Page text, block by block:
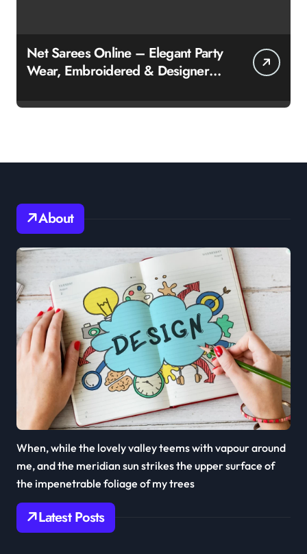
Net Sarees Online – Elegant Party
Wear, Embroidered & Designer
About
When, while the lovely valley teems with vapour around
me, and the meridian sun strikes the upper surface of
the impenetrable foliage of my trees
Latest Posts